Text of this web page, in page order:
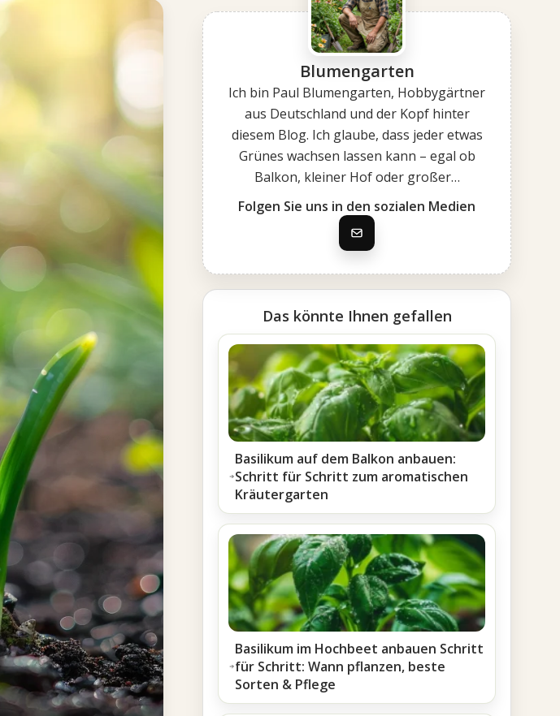
Blumengarten
Ich bin Paul Blumengarten, Hobbygärtner
aus Deutschland und der Kopf hinter
diesem Blog. Ich glaube, dass jeder etwas
Grünes wachsen lassen kann – egal ob
Balkon, kleiner Hof oder großer…
Folgen Sie uns in den sozialen Medien
Das könnte Ihnen gefallen
Basilikum auf dem Balkon anbauen:
Schritt für Schritt zum aromatischen
Kräutergarten
Basilikum im Hochbeet anbauen Schritt
für Schritt: Wann pflanzen, beste
Sorten & Pflege